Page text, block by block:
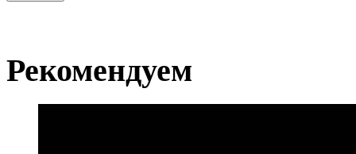
Рекомендуем